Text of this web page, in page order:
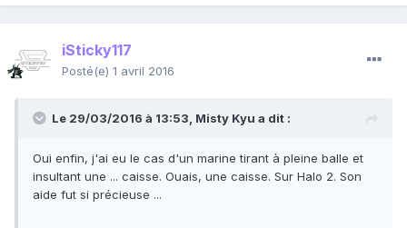
iSticky117
Posté(e) 1 avril 2016
Le 29/03/2016 à 13:53, Misty Kyu a dit :
Oui enfin, j'ai eu le cas d'un marine tirant à pleine balle et
insultant une ... caisse. Ouais, une caisse. Sur Halo 2. Son
aide fut si précieuse ...